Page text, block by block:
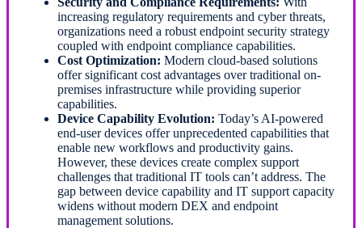
increasing regulatory requirements and cyber threats,
organizations need a robust endpoint security strategy
coupled with endpoint compliance capabilities.
Cost Optimization: Modern cloud-based solutions
offer significant cost advantages over traditional on-
premises infrastructure while providing superior
capabilities.
Device Capability Evolution: Today’s AI-powered
end-user devices offer unprecedented capabilities that
enable new workflows and productivity gains.
However, these devices create complex support
challenges that traditional IT tools can’t address. The
gap between device capability and IT support capacity
widens without modern DEX and endpoint
management solutions.